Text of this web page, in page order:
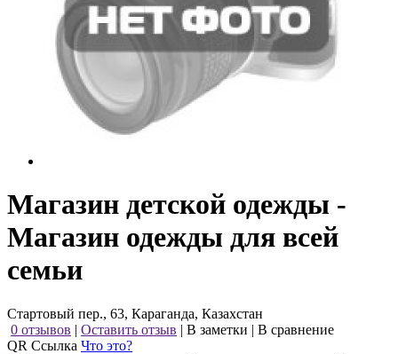
Магазин детской одежды -
Магазин одежды для всей
семьи
Стартовый пер., 63, Караганда, Казахстан
0 отзывов | Оставить отзыв | В заметки | В сравнение
QR Ссылка Что это?